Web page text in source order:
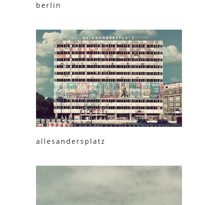
berlin
allesandersplatz